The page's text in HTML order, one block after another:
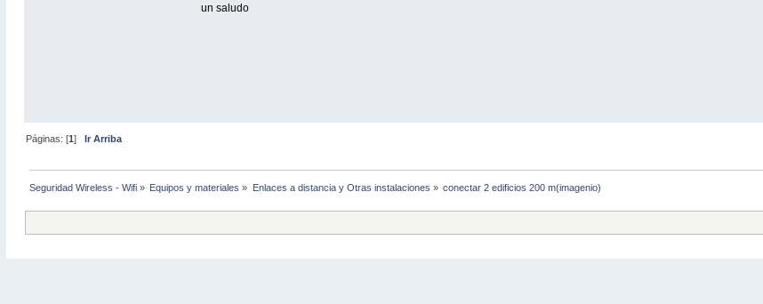
un saludo
Páginas: [1] Ir Arriba
Seguridad Wireless - Wifi» Equipos y materiales » Enlaces a distancia y Otras instalaciones » conectar 2 edificios 200 m(imagenio)